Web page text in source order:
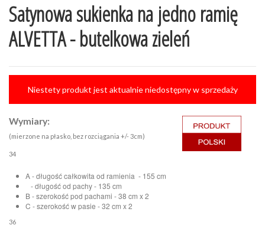
Satynowa sukienka na jedno ramię
ALVETTA - butelkowa zieleń
Niestety produkt jest aktualnie niedostępny w sprzedaży
Wymiary:
(mierzone na płasko, bez rozciągania +/- 3cm)
34
A - długość całkowita od ramienia - 155 cm
- długość od pachy - 135 cm
B - szerokość pod pachami - 38 cm x 2
C - szerokość w pasie - 32 cm x 2
36